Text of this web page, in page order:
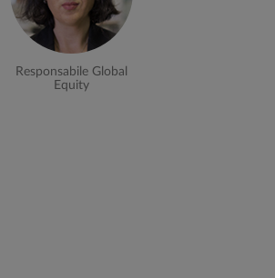
Responsabile Global
Equity